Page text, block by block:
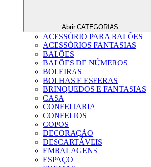
Abrir CATEGORIAS
ACESSÓRIO PARA BALÕES
ACESSÓRIOS FANTASIAS
BALÕES
BALÕES DE NÚMEROS
BOLEIRAS
BOLHAS E ESFERAS
BRINQUEDOS E FANTASIAS
CASA
CONFEITARIA
CONFEITOS
COPOS
DECORAÇÃO
DESCARTÁVEIS
EMBALAGENS
ESPAÇO